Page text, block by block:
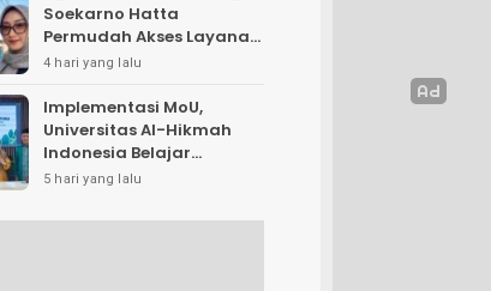
Soekarno Hatta
Permudah Akses Layanan
Keuangan Masyarakat
4 hari yang lalu
Implementasi MoU,
Universitas Al-Hikmah
Indonesia Belajar
Strategi Kemandirian
Pesantren Sunan Drajat
5 hari yang lalu